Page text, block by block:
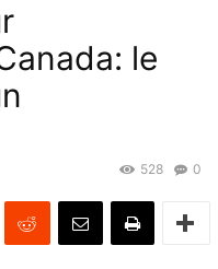
le
0
528